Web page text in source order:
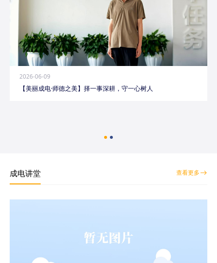
2026-06-09
【美丽成电·师德之美】择一事深耕，守一心树人
成电讲堂 查看更多